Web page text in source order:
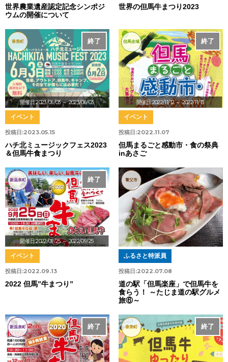
世界農業遺産認定記念シンポジ
ウムの開催について
世界の但馬牛まつり2023
開催日:2023/06/03～ 2023/06/03
終了
香美町
投稿日:2023.05.15
イベント
ハチ北ミュージックフェス2023
＆但馬牛食まつり
開催日:2022/11/12～ 2022/11/13
終了
但馬全域
投稿日:2022.11.07
イベント
但馬まるごと感動市・食の祭典
inあさご
開催日:2022/09/25～ 2022/09/25
終了
新温泉町
投稿日:2022.09.13
イベント
2022 但馬”牛まつり”
養父市
投稿日:2022.07.08
ふるさと特派員
道の駅「但馬楽座」で但馬牛を
食らう！ ～たじま道の駅グルメ
旅⑥～
終了
新温泉町 終了
香美町